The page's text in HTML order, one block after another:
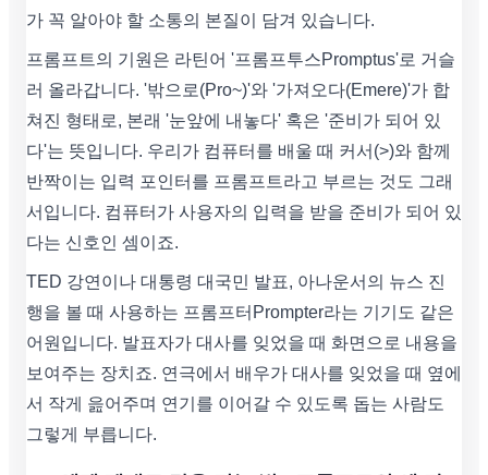
가 꼭 알아야 할 소통의 본질이 담겨 있습니다.
프롬프트의 기원은 라틴어 '프롬프투스Promptus'로 거슬
러 올라갑니다. '밖으로(Pro~)'와 '가져오다(Emere)'가 합
쳐진 형태로, 본래 '눈앞에 내놓다' 혹은 '준비가 되어 있
다'는 뜻입니다. 우리가 컴퓨터를 배울 때 커서(>)와 함께
반짝이는 입력 포인터를 프롬프트라고 부르는 것도 그래
서입니다. 컴퓨터가 사용자의 입력을 받을 준비가 되어 있
다는 신호인 셈이죠.
TED 강연이나 대통령 대국민 발표, 아나운서의 뉴스 진
행을 볼 때 사용하는 프롬프터Prompter라는 기기도 같은
어원입니다. 발표자가 대사를 잊었을 때 화면으로 내용을
보여주는 장치죠. 연극에서 배우가 대사를 잊었을 때 옆에
서 작게 읊어주며 연기를 이어갈 수 있도록 돕는 사람도
그렇게 부릅니다.